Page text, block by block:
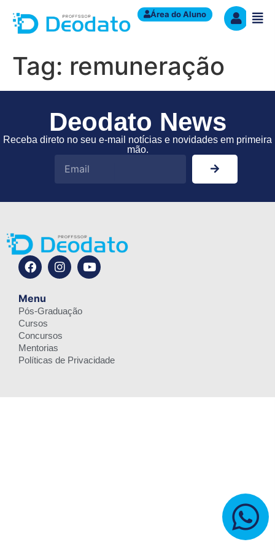
Área do Aluno
Tag: remuneração
Deodato News
Receba direto no seu e-mail notícias e novidades em primeira
mão.
Menu
Pós-Graduação
Cursos
Concursos
Mentorias
Políticas de Privacidade